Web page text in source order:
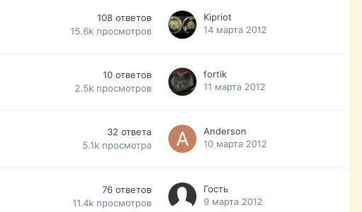
108 ответов
15.6k просмотров
Kipriot
14 марта 2012
10 ответов
2.5k просмотров
fortik
11 марта 2012
32 ответа
5.1k просмотра
Anderson
10 марта 2012
76 ответов
11.4k просмотров
Гость
9 марта 2012